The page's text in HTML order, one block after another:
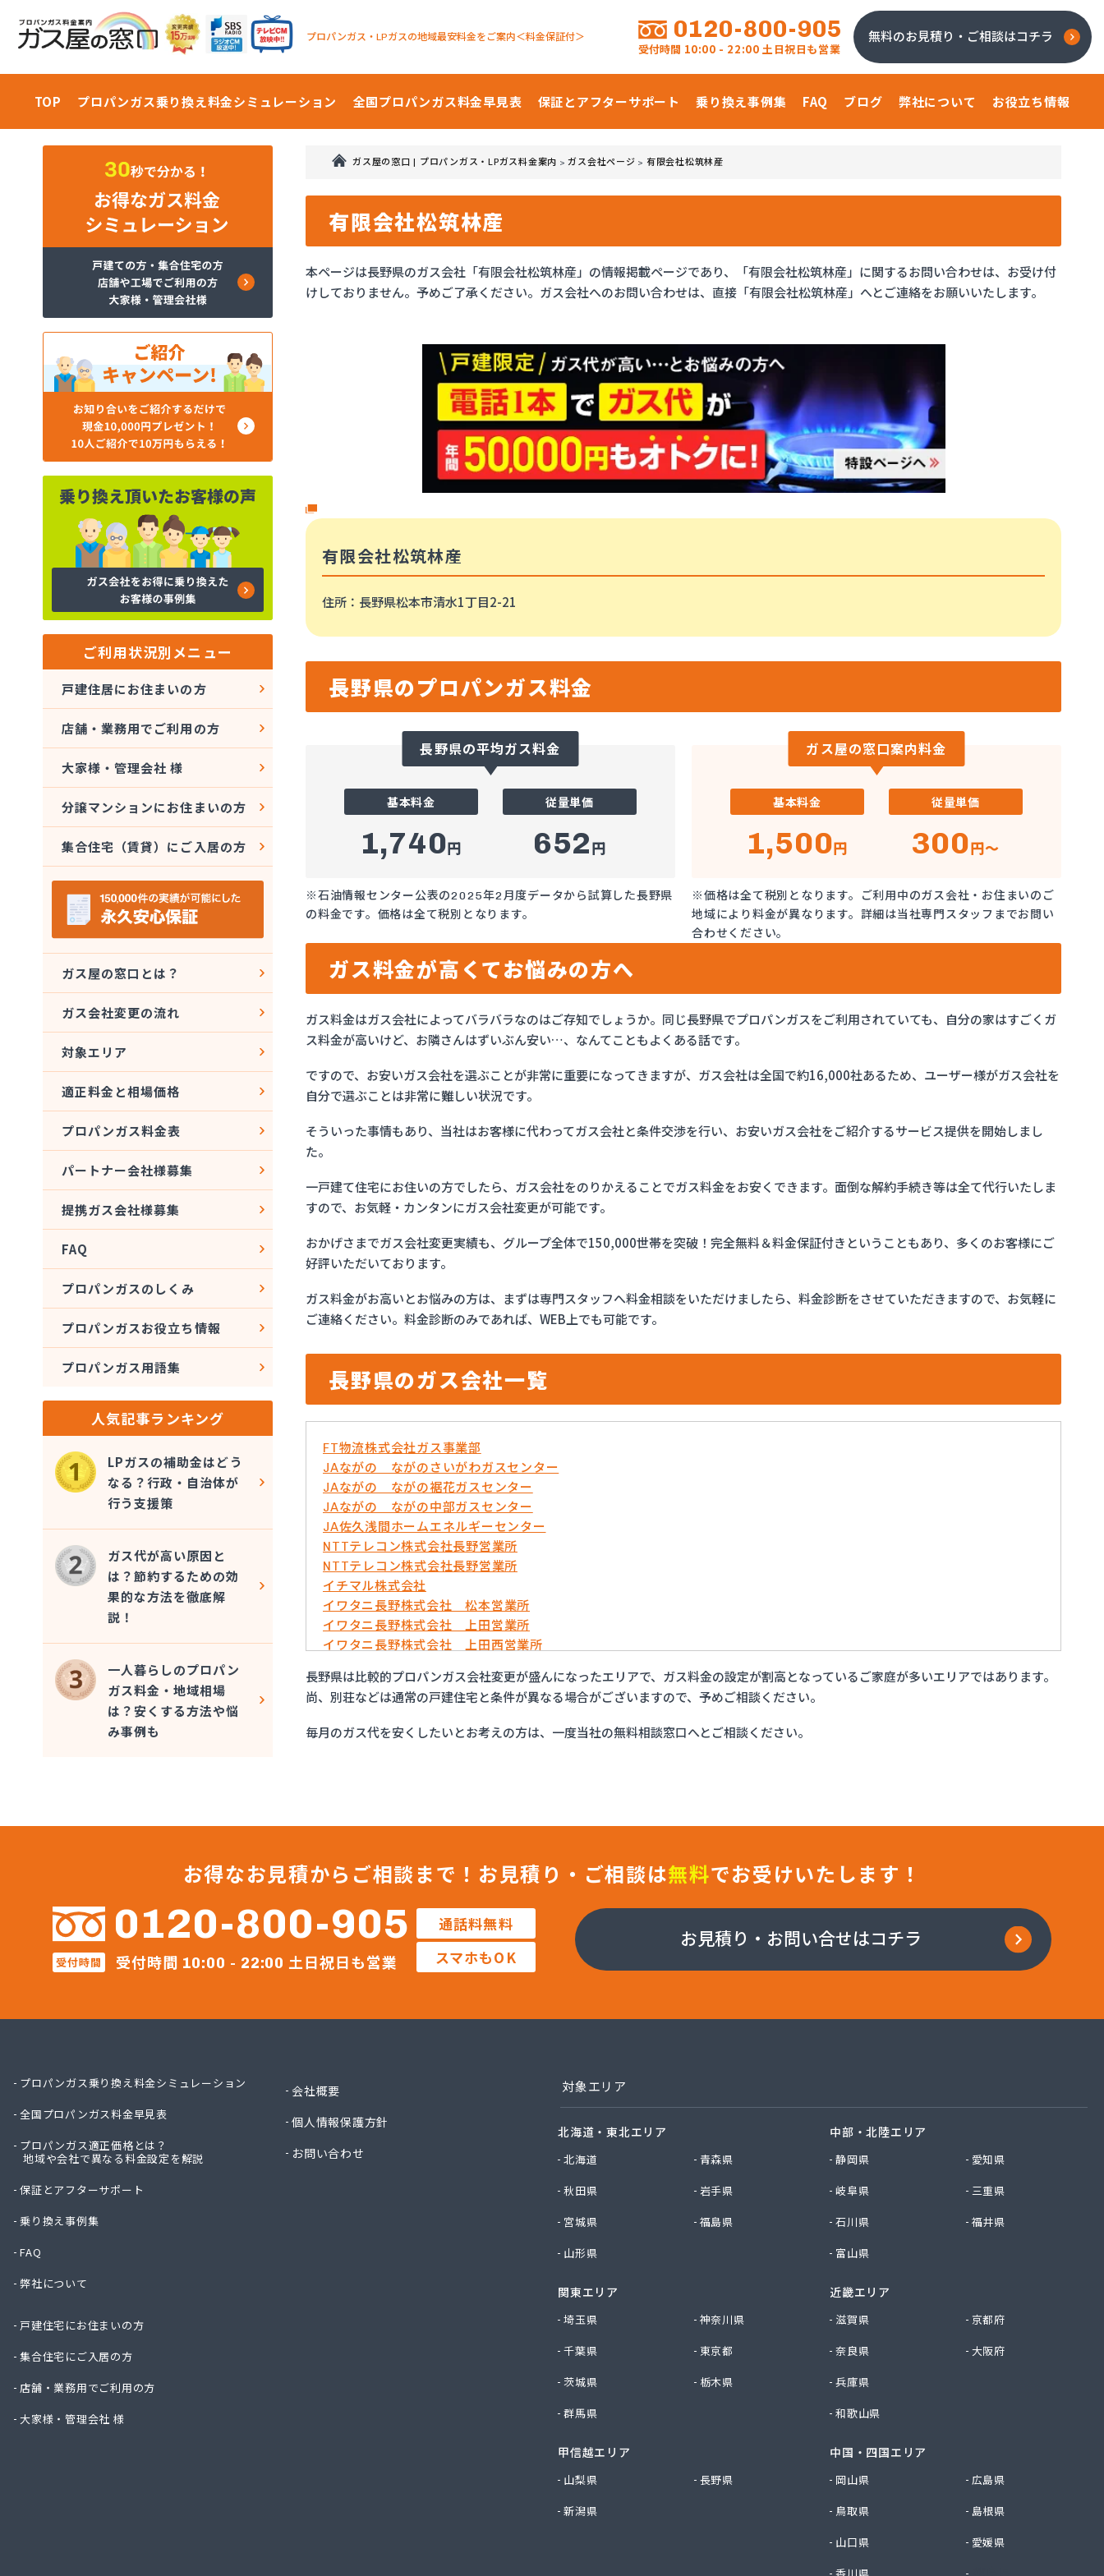
プロパンガス・LPガスの地域最安料金をご案内＜料金保証付＞ 0120-800-905
受付時間 10:00 - 22:00 土日祝日も営業
無料のお見積り・ご相談はコチラ
TOP プロパンガス乗り換え料金シミュレーション 全国プロパンガス料金早見表 保証とアフターサポート 乗り換え事例集 FAQ ブログ 弊社について お役立ち情報
ガス屋の窓口 | プロパンガス・LPガス料金案内 >ガス会社ページ > 有限会社松筑林産
有限会社松筑林産
本ページは長野県のガス会社「有限会社松筑林産」の情報掲載ページであり、「有限会社松筑林産」に関するお問い合わせは、お受け付
けしておりません。予めご了承ください。ガス会社へのお問い合わせは、直接「有限会社松筑林産」へとご連絡をお願いいたします。
有限会社松筑林産
住所 ：長野県松本市清水1丁目2-21
長野県のプロパンガス料金
長野県の平均ガス料金
基本料金
1,740円
従量単価
652円
※石油情報センター公表の2025年2月度データから試算した長野県
の料金です。価格は全て税別となります。
ガス屋の窓口案内料金
基本料金
1,500円
従量単価
300円～
※価格は全て税別となります。ご利用中のガス会社・お住まいのご
地域により料金が異なります。詳細は当社専門スタッフまでお問い
合わせください。
ガス料金が高くてお悩みの方へ
ガス料金はガス会社によってバラバラなのはご存知でしょうか。同じ長野県でプロパンガスをご利用されていても、自分の家はすごくガ
ス料金が高いけど、お隣さんはずいぶん安い…、なんてこともよくある話です。
ですので、お安いガス会社を選ぶことが非常に重要になってきますが、ガス会社は全国で約16,000社あるため、ユーザー様がガス会社を
自分で選ぶことは非常に難しい状況です。
そういった事情もあり、当社はお客様に代わってガス会社と条件交渉を行い、お安いガス会社をご紹介するサービス提供を開始しまし
た。
一戸建て住宅にお住いの方でしたら、ガス会社をのりかえることでガス料金をお安くできます。面倒な解約手続き等は全て代行いたしま
すので、お気軽・カンタンにガス会社変更が可能です。
おかげさまでガス会社変更実績も、グループ全体で150,000世帯を突破！完全無料＆料金保証付きということもあり、多くのお客様にご
好評いただいております。
ガス料金がお高いとお悩みの方は、まずは専門スタッフへ料金相談をいただけましたら、料金診断をさせていただきますので、お気軽に
ご連絡ください。料金診断のみであれば、WEB上でも可能です。
長野県のガス会社一覧
FT物流株式会社ガス事業部
JAながの ながのさいがわガスセンター
JAながの ながの裾花ガスセンター
JAながの ながの中部ガスセンター
JA佐久浅間ホームエネルギーセンター
NTTテレコン株式会社長野営業所
NTTテレコン株式会社長野営業所
イチマル株式会社
イワタニ長野株式会社 松本営業所
イワタニ長野株式会社 上田営業所
イワタニ長野株式会社 上田西営業所
イワタニ長野株式会社 長野営業所
エッソ・ガスセンター長野
ガスネット佐久
グリーン総備
サンリン株式会社 長野南支店
サンリン株式会社 松本支店
サンリン株式会社 上田支店
安藤商店
伊丹産業株式会社 長野工場
伊丹産業株式会社 長野支店
一之瀬電器瓦斯サービス
岡谷酸素株式会社 長野南営業所
貝印石油株式会社 長野支店
株式会社カワネン 本社・ガス事業部
長野県は比較的プロパンガス会社変更が盛んになったエリアで、ガス料金の設定が割高となっているご家庭が多いエリアではあります。
尚、別荘などは通常の戸建住宅と条件が異なる場合がございますので、予めご相談ください。
毎月のガス代を安くしたいとお考えの方は、一度当社の無料相談窓口へとご相談ください。
ご利用状況別メニュー
戸建住居にお住まいの方
店舗・業務用でご利用の方
大家様・管理会社 様
分譲マンションにお住まいの方
集合住宅（賃貸）にご入居の方
ガス屋の窓口とは？
ガス会社変更の流れ
対象エリア
適正料金と相場価格
プロパンガス料金表
パートナー会社様募集
提携ガス会社様募集
FAQ
プロパンガスのしくみ
プロパンガスお役立ち情報
プロパンガス用語集
人気記事ランキング
LPガスの補助金はどう
なる？行政・自治体が
行う支援策
ガス代が高い原因と
は？節約するための効
果的な方法を徹底解
説！
一人暮らしのプロパン
ガス料金・地域相場
は？安くする方法や悩
み事例も
お得なお見積からご相談まで！ お見積り・ご相談は無料でお受けいたします！
0120-800-905
受付時間 受付時間 10:00 - 22:00 土日祝日も営業
通話料無料
スマホもOK
お見積り・お問い合せはコチラ
プロパンガス乗り換え料金シミュレーション
全国プロパンガス料金早見表
プロパンガス適正価格とは？
地域や会社で異なる料金設定を解説
保証とアフターサポート
乗り換え事例集
FAQ
弊社について
戸建住宅にお住まいの方
集合住宅にご入居の方
店舗・業務用でご利用の方
大家様・管理会社 様
会社概要
個人情報保護方針
お問い合わせ
対象エリア
北海道・東北エリア
北海道
青森県
秋田県
岩手県
宮城県
福島県
山形県
関東エリア
埼玉県
神奈川県
千葉県
東京都
茨城県
栃木県
群馬県
甲信越エリア
山梨県
長野県
新潟県
中部・北陸エリア
静岡県
愛知県
岐阜県
三重県
石川県
福井県
富山県
近畿エリア
滋賀県
京都府
奈良県
大阪府
兵庫県
和歌山県
中国・四国エリア
岡山県
広島県
鳥取県
島根県
山口県
愛媛県